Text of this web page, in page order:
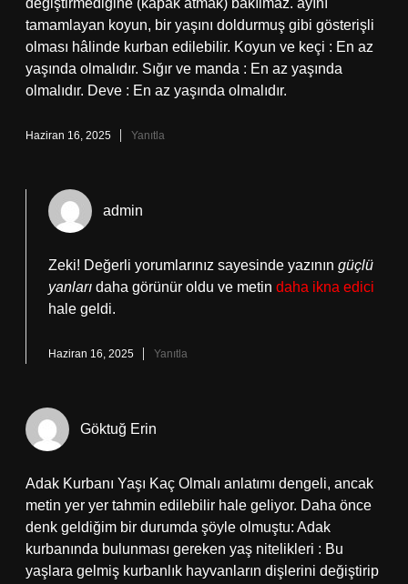
değiştirmediğine (kapak atmak) bakılmaz. ayını
tamamlayan koyun, bir yaşını doldurmuş gibi gösterişli
olması hâlinde kurban edilebilir. Koyun ve keçi : En az
yaşında olmalıdır. Sığır ve manda : En az yaşında
olmalıdır. Deve : En az yaşında olmalıdır.
Haziran 16, 2025 Yanıtla
admin
Zeki! Değerli yorumlarınız sayesinde yazının güçlü
yanları daha görünür oldu ve metin daha ikna edici
hale geldi.
Haziran 16, 2025 Yanıtla
Göktuğ Erin
Adak Kurbanı Yaşı Kaç Olmalı anlatımı dengeli, ancak
metin yer yer tahmin edilebilir hale geliyor. Daha önce
denk geldiğim bir durumda şöyle olmuştu: Adak
kurbanında bulunması gereken yaş nitelikleri : Bu
yaşlara gelmiş kurbanlık hayvanların dişlerini değiştirip